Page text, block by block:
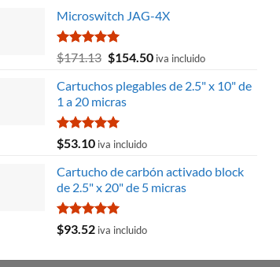
Microswitch JAG-4X
Valorado
con
de 5
$171.13 El
original
era:
$171.13.
$154.50El
actual
iva incluido
Cartuchos plegables de 2.5" x 10" de
1 a 20 micras
Valorado
con
de 5
$53.10 iva incluido
Cartucho de carbón activado block
de 2.5" x 20" de 5 micras
Valorado
con
$93.52 iva incluido